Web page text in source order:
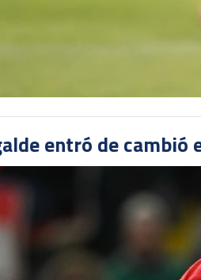
entró de cambió